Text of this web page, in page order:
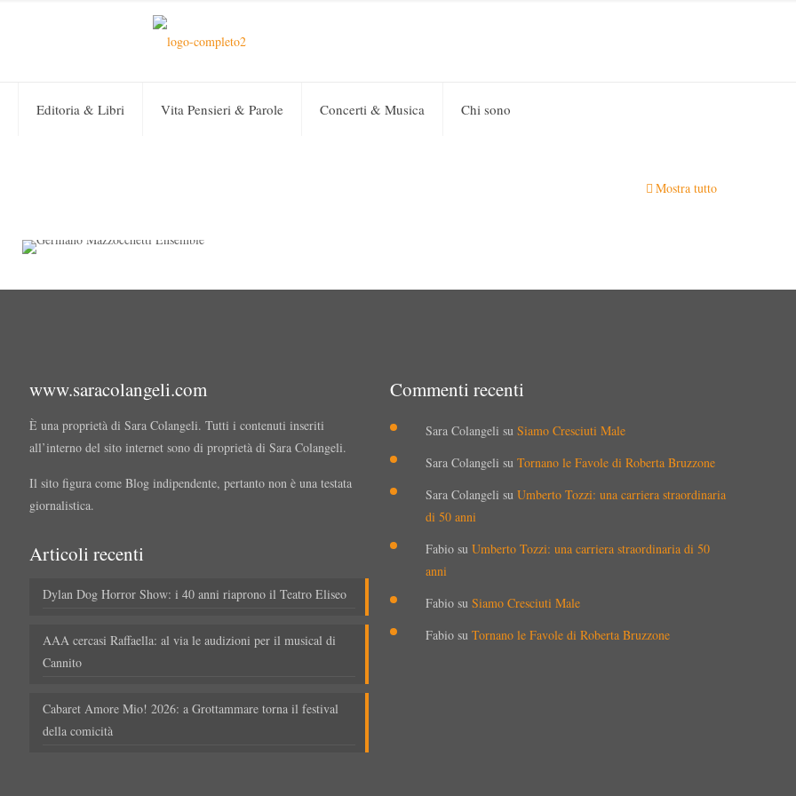
Editoria & Libri Vita Pensieri & Parole Concerti & Musica Chi sono
Mostra tutto
www.saracolangeli.com
È una proprietà di Sara Colangeli. Tutti i contenuti inseriti
all’interno del sito internet sono di proprietà di Sara Colangeli.
Il sito figura come Blog indipendente, pertanto non è una testata
giornalistica.
Articoli recenti
Dylan Dog Horror Show: i 40 anni riaprono il Teatro Eliseo
AAA cercasi Raffaella: al via le audizioni per il musical di
Cannito
Cabaret Amore Mio! 2026: a Grottammare torna il festival
della comicità
Commenti recenti
Sara Colangeli suSiamo Cresciuti Male
Sara Colangeli suTornano le Favole di Roberta Bruzzone
Sara Colangeli suUmberto Tozzi: una carriera straordinaria
di 50 anni
Fabio suUmberto Tozzi: una carriera straordinaria di 50
anni
Fabio suSiamo Cresciuti Male
Fabio suTornano le Favole di Roberta Bruzzone